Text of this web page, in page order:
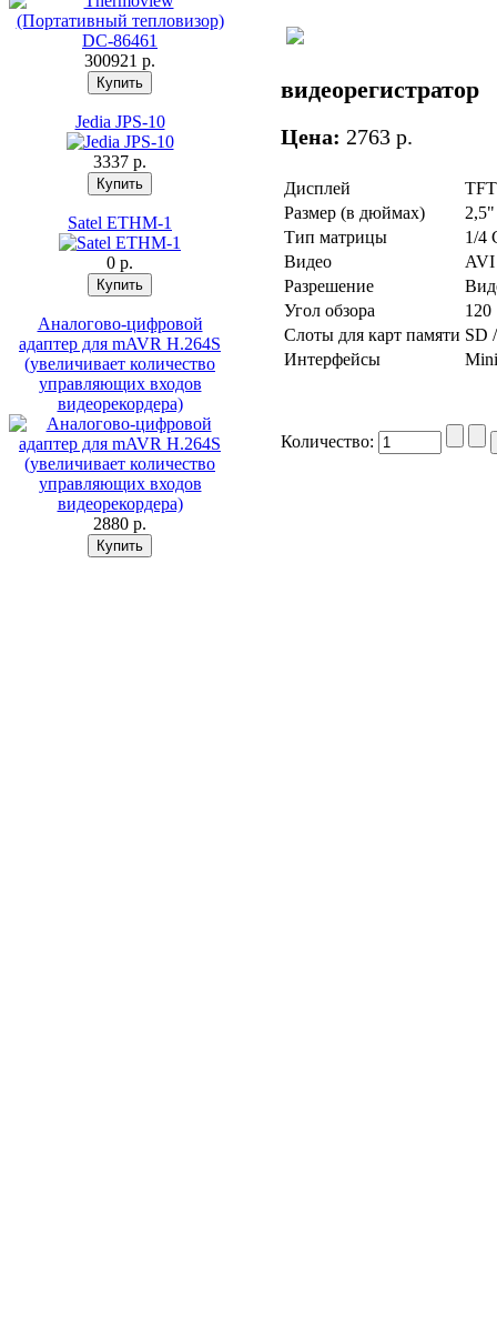
300921 p.
Jedia JPS-10
3337 p.
Satel ETHM-1
0 p.
Аналогово-цифровой
адаптер для mAVR Н.264S
(увеличивает количество
управляющих входов
видеорекордера)
2880 p.
видеорегистратор
Цена: 2763 p.
Дисплей
TFT
Размер (в дюймах)
2,5"
Тип матрицы
1/4
Видео
AVI
Разрешение
Угол обзора
120
Слоты для карт памяти SD
Интерфейсы
Количество: